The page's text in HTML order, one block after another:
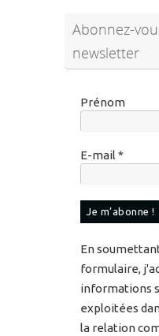
Abonnez-
newsletter
Prénom
E-mail *
En
formulaire,
informations
exploitées
la relation